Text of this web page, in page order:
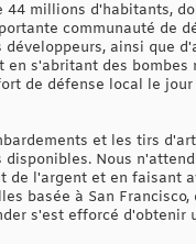
millions d'habitants,
communauté de
ainsi que
s'abritant des bombes
de défense local le
et les tirs
Nous
l'argent et en faisant
basée à San
s'est efforcé d'obtenir